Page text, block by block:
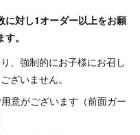
に対し1オーダー以上をお願
。
、強制的にお子様にお召し
ざいません。
意がございます（前面ガー